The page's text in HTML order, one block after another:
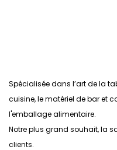
Spécialisée dans l’art de la
cuisine, le matériel de bar et
l'emballage alimentaire.
Notre plus grand souhait, la
clients.